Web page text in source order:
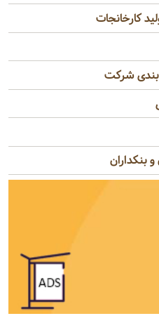
کارخانجات
شرکت
بنکداران